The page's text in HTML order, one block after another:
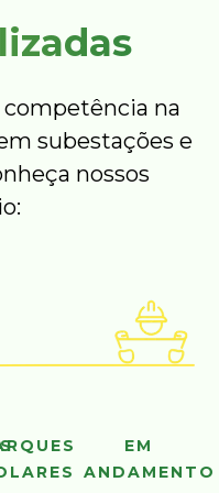
na
subestações e
nossos
EM
ANDAMENTO